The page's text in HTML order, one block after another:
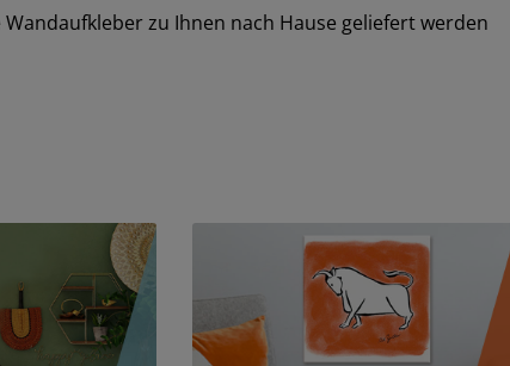
zu Ihnen nach Hause geliefert werden